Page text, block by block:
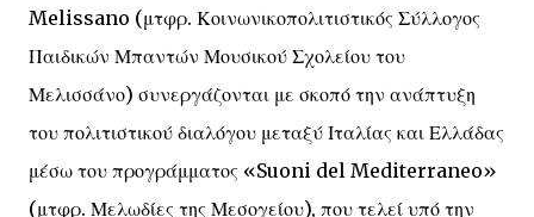
Melissano (μτφρ. Κοινωνικοπολιτιστικός Σύλλογος
Παιδικών Μπαντών Μουσικού Σχολείου του
Μελισσάνο) συνεργάζονται με σκοπό την ανάπτυξη
του πολιτιστικού διαλόγου μεταξύ Ιταλίας και Ελλάδας
μέσω του προγράμματος «Suoni del Mediterraneo»
(μτφρ. Μελωδίες της Μεσογείου), που τελεί υπό την